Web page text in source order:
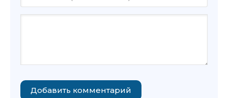
Добавить комментарий